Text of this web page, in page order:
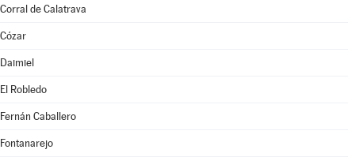
Corral de Calatrava
Cózar
Daimiel
El Robledo
Fernán Caballero
Fontanarejo